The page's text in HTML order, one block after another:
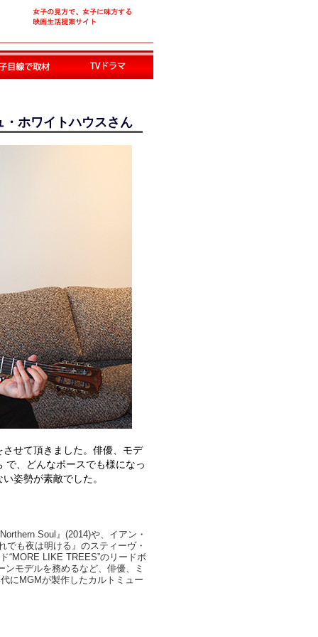
ホワイトハウスさん
せて頂きました。俳優、モデ
で、どんなポースでも様になっ
姿勢が素敵でした。
Soul』(2014)や、イアン・
でも夜は明ける』のスティーヴ・
“MORE LIKE TREES”のリードボ
ンモデルを務めるなど、俳優、ミ
にMGMが製作したカルトミュー